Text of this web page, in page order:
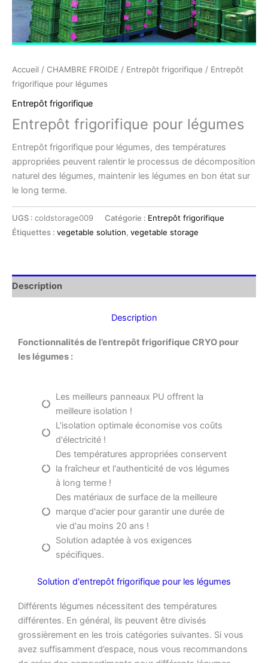
Accueil / CHAMBRE FROIDE / Entrepôt frigorifique / Entrepôt
frigorifique pour légumes
Entrepôt frigorifique
Entrepôt frigorifique pour légumes
Entrepôt frigorifique pour légumes, des températures
appropriées peuvent ralentir le processus de décomposition
naturel des légumes, maintenir les légumes en bon état sur
le long terme.
UGS : coldstorage009 Catégorie : Entrepôt frigorifique
Étiquettes : vegetable solution, vegetable storage
Description
Description
Fonctionnalités de l’entrepôt frigorifique CRYO pour
les légumes :
Les meilleurs panneaux PU offrent la
meilleure isolation !
L'isolation optimale économise vos coûts
d'électricité !
Des températures appropriées conservent
la fraîcheur et l'authenticité de vos légumes
à long terme !
Des matériaux de surface de la meilleure
marque d'acier pour garantir une durée de
vie d'au moins 20 ans !
Solution adaptée à vos exigences
spécifiques.
Solution d'entrepôt frigorifique pour les légumes
Différents légumes nécessitent des températures
différentes. En général, ils peuvent être divisés
grossièrement en les trois catégories suivantes. Si vous
avez suffisamment d’espace, nous vous recommandons